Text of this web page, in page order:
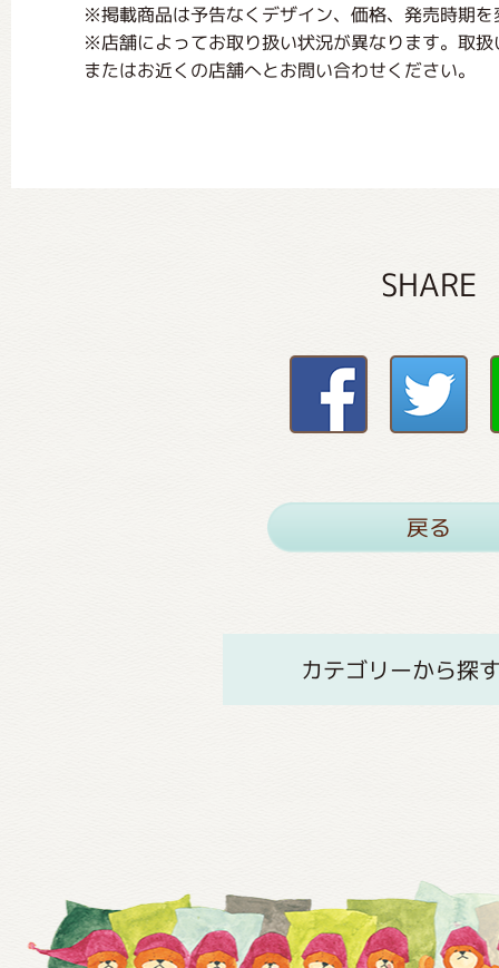
※掲載商品は予告なくデザイン、価格、発売時期
※店舗によってお取り扱い状況が異なります。取
またはお近くの店舗へとお問い合わせください。
SHARE
戻る
カテゴリーから探